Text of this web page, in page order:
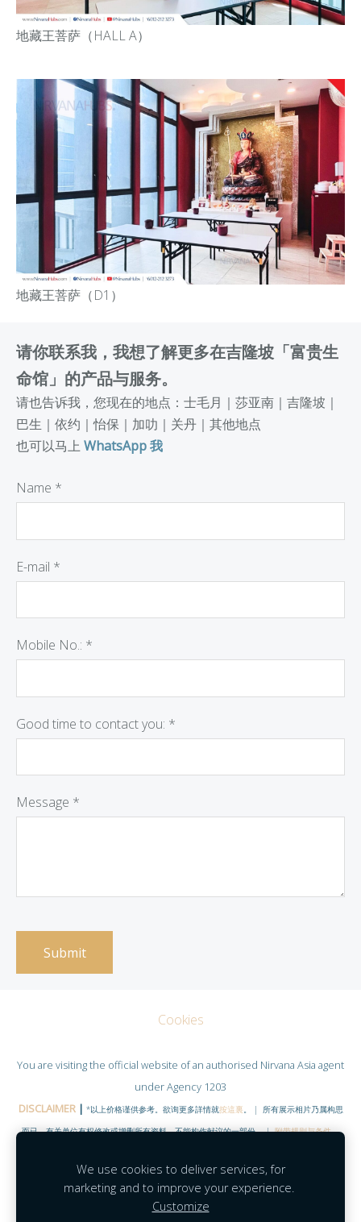
地藏王菩萨（HALL A）
地藏王菩萨（D1）
请你联系我，我想了解更多在吉隆坡「富贵生
命馆」的产品与服务。
请也告诉我，您现在的地点：士毛月｜莎亚南｜吉隆坡｜
巴生｜依约｜怡保｜加叻｜关丹｜其他地点
也可以马上 WhatsApp 我
Name *
E-mail *
Mobile No.: *
Good time to contact you: *
Message *
Cookies
You are visiting the official website of an authorised Nirvana Asia agent
under Agency 1203
DISCLAIMER| *以上价格谨供参考。欲询更多詳情就按這裏 。 | 所有展示相片乃属构思
而已，有关单位有权修改或增删所有资料。不能构作献议的一部份。 |附带规则与条件。
Facebook |Contact
Agent Portal |Mobility
We use cookies to deliver services, for
marketing and to improve your experience.
Customize